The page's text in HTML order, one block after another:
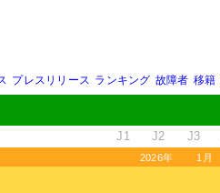
プレスリリース ランキング 故障者 移籍
J1 J2 J3
2026年 1月